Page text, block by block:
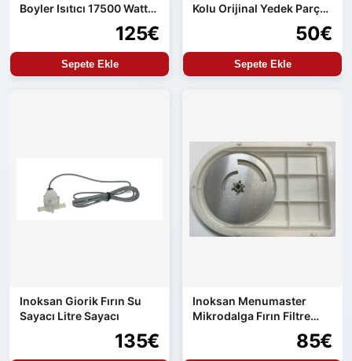
Boyler Isıtıcı 17500 Watt
Orijinal Yedek Parça125€
Sepete Ekle
Kolu Orijinal Yedek Parça
50€
Sepete Ekle
Inoksan Giorik Fırın Su
Sayacı Litre Sayacı
135€
Inoksan Menumaster
Mikrodalga Fırın Filtre
85€